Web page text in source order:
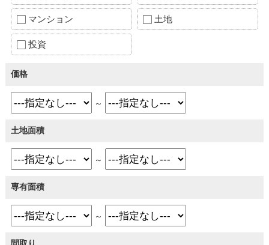
マンション 土地
投資
価格
～
土地面積
～
専有面積
～